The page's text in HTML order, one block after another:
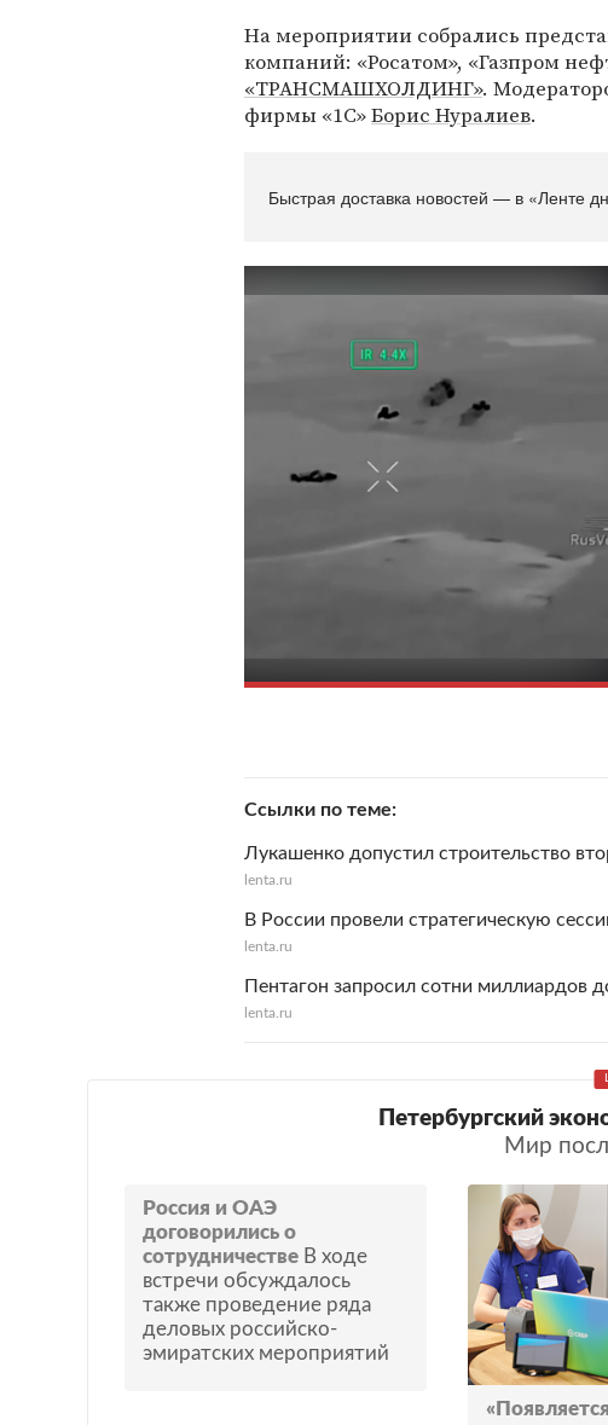
На мероприятии собрались
компаний: «Росатом», «Газпром
«ТРАНСМАШХОЛДИНГ».
фирмы «1С»Борис Нуралиев.
Быстрая доставка новостей — в «Ленте
Ссылки по теме
Лукашенко допустил строительство
lenta.ru
В России провели стратегическую
lenta.ru
Пентагон запросил сотни миллиардов
lenta.ru
Петербургский
Мир
Россия и ОАЭ
договорились о
сотрудничестве В ходе
встречи обсуждалось
также проведение ряда
деловых российско-
эмиратских мероприятий
«Появляется